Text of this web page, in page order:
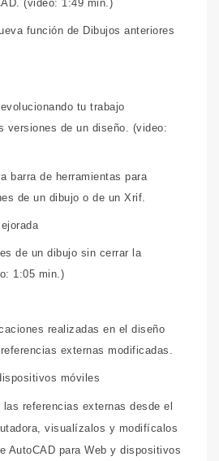
(video: 1:49 min.)
función de Dibujos anteriores
tu trabajo
versiones de un diseño. (video:
barra de herramientas para
de un dibujo o de un Xrif.
de un dibujo sin cerrar la
1:05 min.)
realizadas en el diseño
externas modificadas.
móviles
referencias externas desde el
visualízalos y modifícalos
AutoCAD para Web y dispositivos